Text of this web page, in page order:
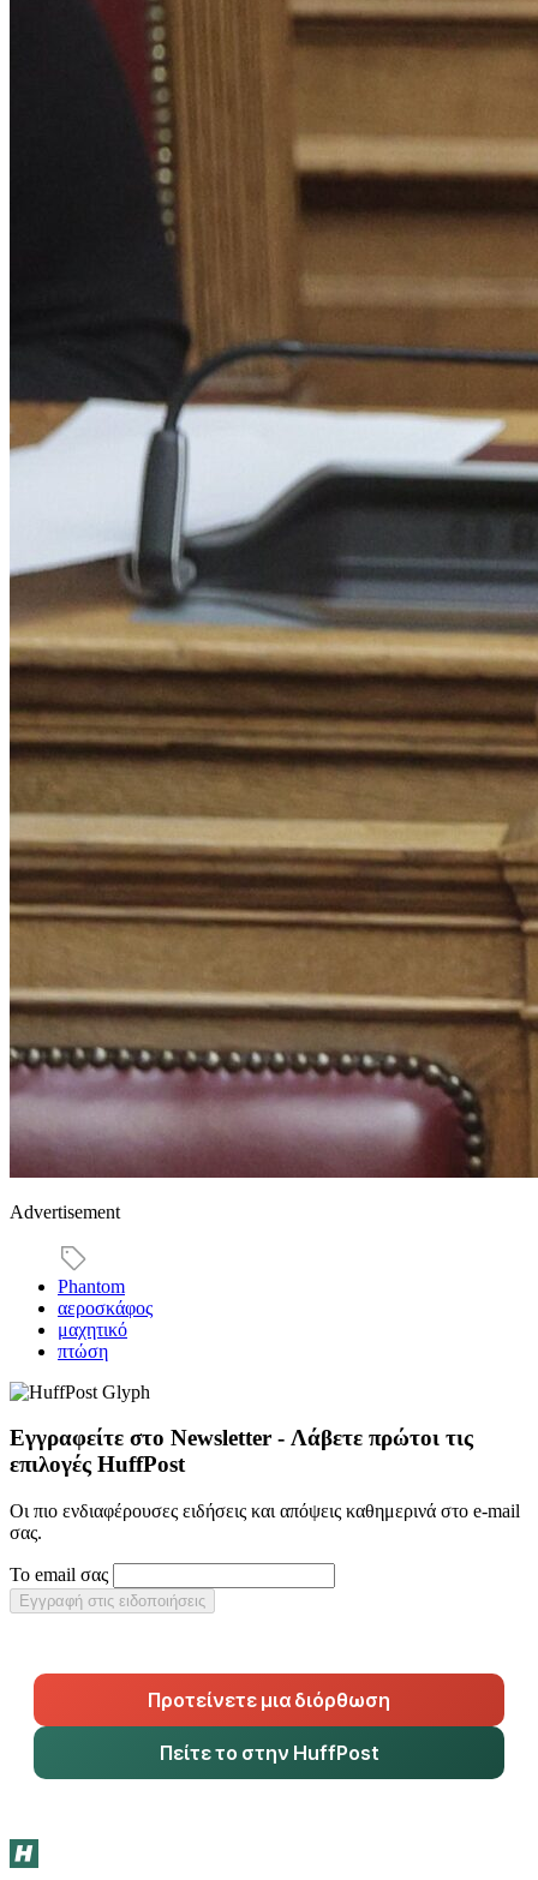
Advertisement
Phantom
αεροσκάφος
μαχητικό
πτώση
Εγγραφείτε στο Newsletter - Λάβετε πρώτοι τις
επιλογές HuffPost
Οι πιο ενδιαφέρουσες ειδήσεις και απόψεις καθημερινά στο e-mail
σας.
Το email σας
Εγγραφή στις ειδοποιήσεις
Προτείνετε μια διόρθωση
Πείτε το στην HuffPost